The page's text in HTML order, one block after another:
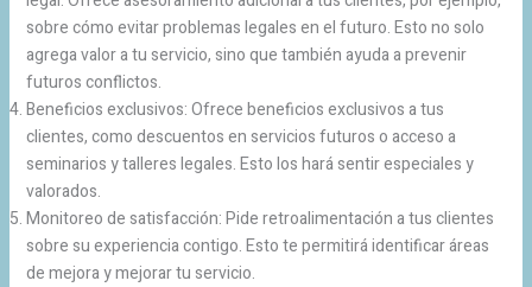
sobre cómo evitar problemas legales en el futuro. Esto no solo
agrega valor a tu servicio, sino que también ayuda a prevenir
futuros conflictos.
Beneficios exclusivos: Ofrece beneficios exclusivos a tus
clientes, como descuentos en servicios futuros o acceso a
seminarios y talleres legales. Esto los hará sentir especiales y
valorados.
Monitoreo de satisfacción: Pide retroalimentación a tus clientes
sobre su experiencia contigo. Esto te permitirá identificar áreas
de mejora y mejorar tu servicio.